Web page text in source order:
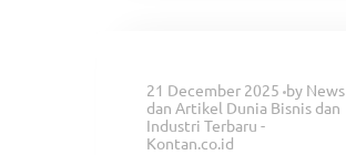
21 December 2025 by News
dan Artikel Dunia Bisnis dan
Industri Terbaru -
Kontan.co.id